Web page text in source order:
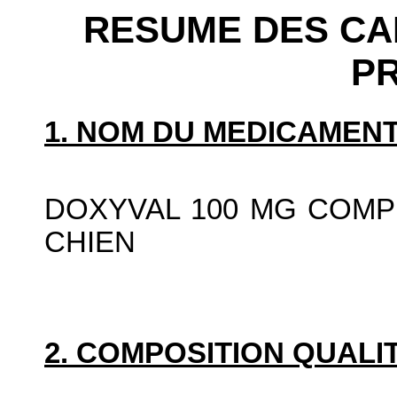
RESUME DES
1. NOM DU
DOXYVAL 100 MG
CHIEN
2. COMPOSITION